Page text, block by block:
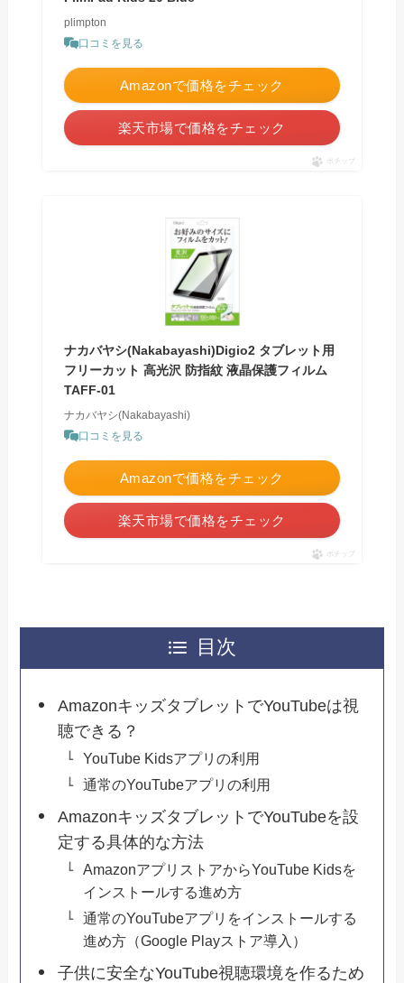
plimpton
口コミを見る
Amazonで価格をチェック
楽天市場で価格をチェック
ポチップ
ナカバヤシ(Nakabayashi)Digio2 タブレット用
フリーカット 高光沢 防指紋 液晶保護フィルム
TAFF-01
ナカバヤシ(Nakabayashi)
口コミを見る
Amazonで価格をチェック
楽天市場で価格をチェック
ポチップ
目次
AmazonキッズタブレットでYouTubeは視
聴できる？
YouTube Kidsアプリの利用
通常のYouTubeアプリの利用
AmazonキッズタブレットでYouTubeを設
定する具体的な方法
AmazonアプリストアからYouTube Kidsを
インストールする進め方
通常のYouTubeアプリをインストールする
進め方（Google Playストア導入）
子供に安全なYouTube視聴環境を作るため